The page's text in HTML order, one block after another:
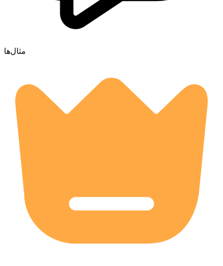
مثال‌ها